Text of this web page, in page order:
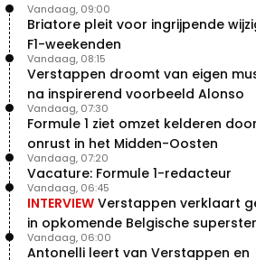
Briatore pleit voor ingrijpende
F1-weekenden
Vandaag, 09:00
Verstappen droomt van eigen
na inspirerend voorbeeld Alonso
Vandaag, 08:15
Formule 1 ziet omzet kelderen door
onrust in het Midden-Oosten
Vandaag, 07:30
Vacature: Formule 1-redacteur
Vandaag, 07:20
INTERVIEW Verstappen verklaart
in opkomende Belgische superster
Vandaag, 06:45
Antonelli leert van Verstappen en
Vandaag, 06:00